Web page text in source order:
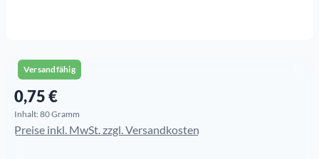
Versandfähig
Regulärer Preis:
0,75 €
Inhalt: 80 Gramm
Preise inkl. MwSt. zzgl. Versandkosten